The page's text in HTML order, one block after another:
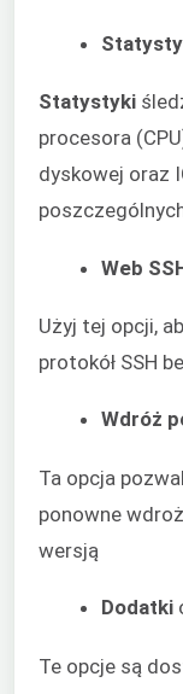
Statystyki
procesora
dyskowej oraz
Web
Użyj tej opcji,
protokół SSH
Wdróż
Ta opcja
ponowne
wersją
Dodatki
Te opcje są